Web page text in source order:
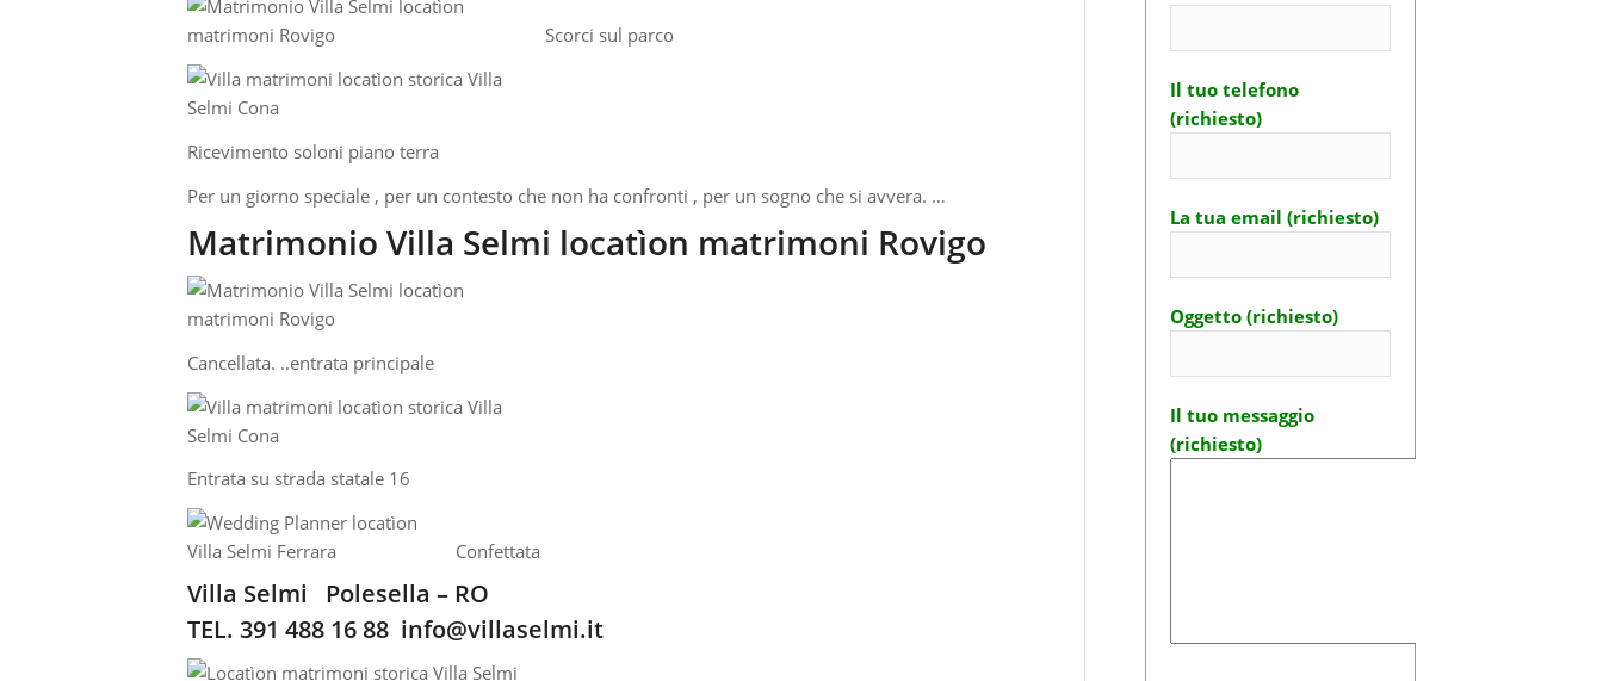
Scorci sul parco
Ricevimento soloni piano terra
Per un giorno speciale , per un contesto che non ha confronti , per un sogno che si avvera. …
Matrimonio Villa Selmi locatìon matrimoni Rovigo
Cancellata. ..entrata principale
Entrata su strada statale 16
Confettata
Villa Selmi Polesella – RO
TEL. 391 488 16 88 info@villaselmi.it
Il tuo telefono
(richiesto)
La tua email (richiesto)
Oggetto (richiesto)
Il tuo messaggio
(richiesto)